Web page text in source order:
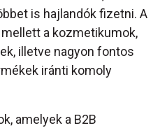
is hajlandók fizetni. A
a kozmetikumok,
illetve nagyon fontos
iránti komoly
amelyek a B2B